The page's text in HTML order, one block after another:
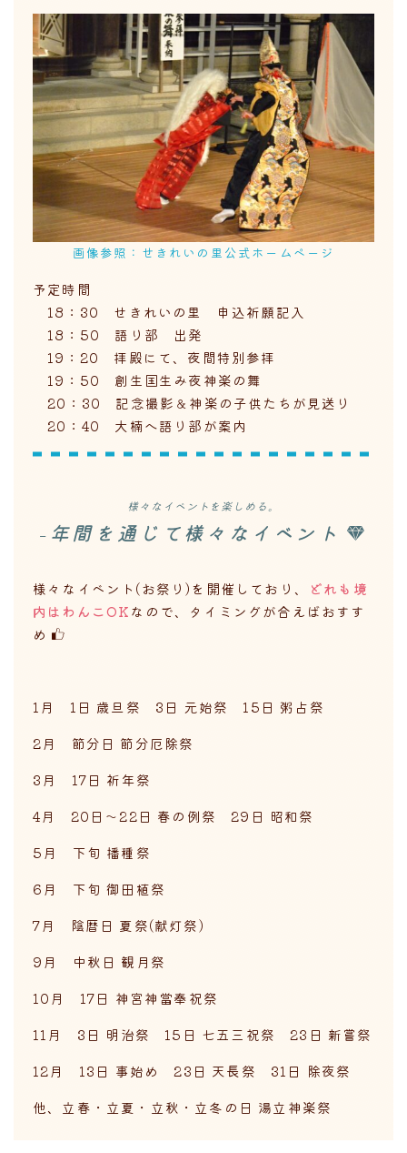
画像参照：せきれいの里公式ホームページ
予定時間
18：30 せきれいの里 申込祈願記入
18：50 語り部 出発
19：20 拝殿にて、夜間特別参拝
19：50 創生国生み夜神楽の舞
20：30 記念撮影＆神楽の子供たちが見送り
20：40 大楠へ語り部が案内
様々なイベントを楽しめる。
-年間を通じて様々なイベント
様々なイベント(お祭り)を開催しており、
どれも境
内はわんこOKなので、タイミングが合えばおすす
め
1月 1日 歳旦祭 3日 元始祭 15日 粥占祭
2月 節分日 節分厄除祭
3月 17日 祈年祭
4月 20日～22日 春の例祭 29日 昭和祭
5月 下旬 播種祭
6月 下旬 御田植祭
7月 陰暦日 夏祭(献灯祭)
9月 中秋日 観月祭
10月 17日 神宮神當奉祝祭
11月 3日 明治祭 15日 七五三祝祭 23日 新嘗祭
12月 13日 事始め 23日 天長祭 31日 除夜祭
他、立春・立夏・立秋・立冬の日 湯立神楽祭